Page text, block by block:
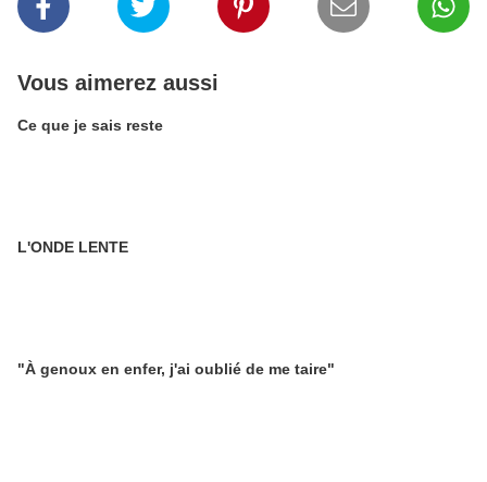
Vous aimerez aussi
Ce que je sais reste
L'ONDE LENTE
"À genoux en enfer, j'ai oublié de me taire"